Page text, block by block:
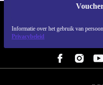
Informatie over het gebruik van
Privacybeleid